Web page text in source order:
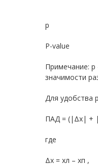
p
P-value
Примечание: p
значимости
Для удобства
ПАД = (|Δx| +
где
Δx = xл – xп ,